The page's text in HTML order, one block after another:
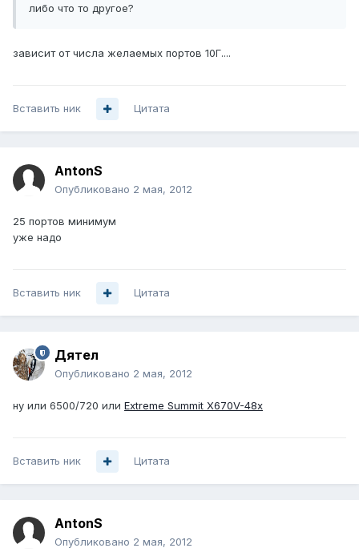
либо что то другое?
зависит от числа желаемых портов 10Г....
Вставить ник Цитата
AntonS
Опубликовано 2 мая, 2012
25 портов минимум
уже надо
Вставить ник Цитата
Дятел
Опубликовано 2 мая, 2012
ну или 6500/720 или Extreme Summit X670V-48x
Вставить ник Цитата
AntonS
Опубликовано 2 мая, 2012